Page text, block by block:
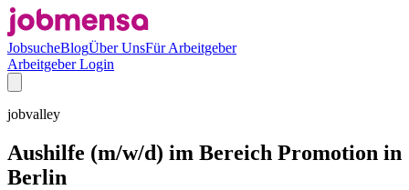
JobsucheBlogÜber UnsFür Arbeitgeber
Arbeitgeber Login
jobvalley
Aushilfe (m/w/d) im Bereich Promotion in
Berlin